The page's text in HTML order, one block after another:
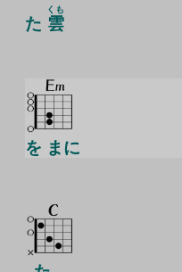
た 雲
くも
を まに